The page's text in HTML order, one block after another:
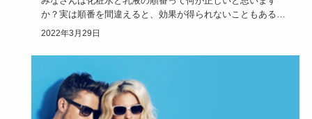
か？実は順番を間違えると、効果が得られないこともあるん
です！今回はそん…
2022年3月29日